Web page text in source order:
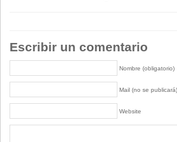
Escribir un comentario
Nombre (obligatorio)
Mail (no se
Website